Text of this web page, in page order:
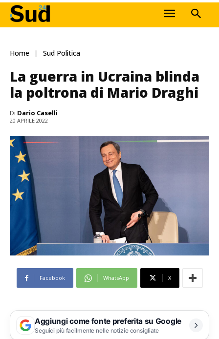
Home Sud Politica
La guerra in Ucraina blinda
la poltrona di Mario Draghi
Di Dario Caselli
20 APRILE 2022
Facebook WhatsApp X
Aggiungi come fonte preferita su Google
Seguici più facilmente nelle notizie consigliate